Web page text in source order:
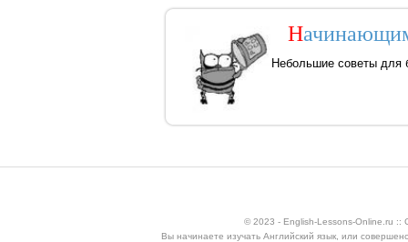
Н
Небольшие советы для
© 2023 - English-Lessons-Online.ru ::
Вы начинаете изучать Английский язык, или